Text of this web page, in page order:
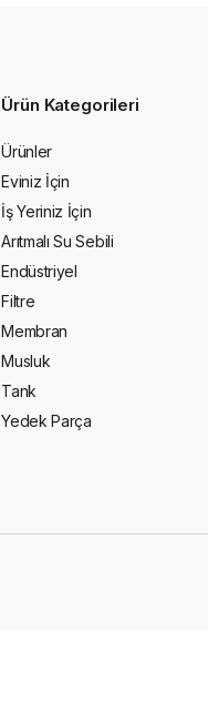
Ürün Kategorileri
Ürünler
Eviniz İçin
İş Yeriniz İçin
Arıtmalı Su Sebili
Endüstriyel
Filtre
Membran
Musluk
Tank
Yedek Parça